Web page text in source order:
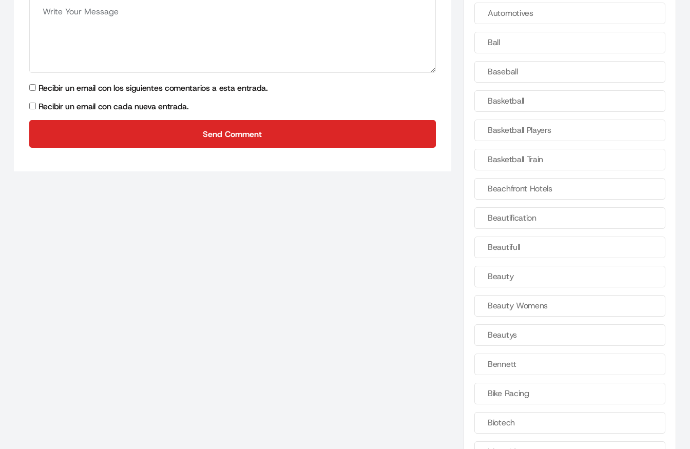
Recibir un email con los siguientes comentarios a esta entrada.
Recibir un email con cada nueva entrada.
Send Comment
Automotives
Ball
Baseball
Basketball
Basketball Players
Basketball Train
Beachfront Hotels
Beautification
Beautifull
Beauty
Beauty Womens
Beautys
Bennett
Bike Racing
Biotech